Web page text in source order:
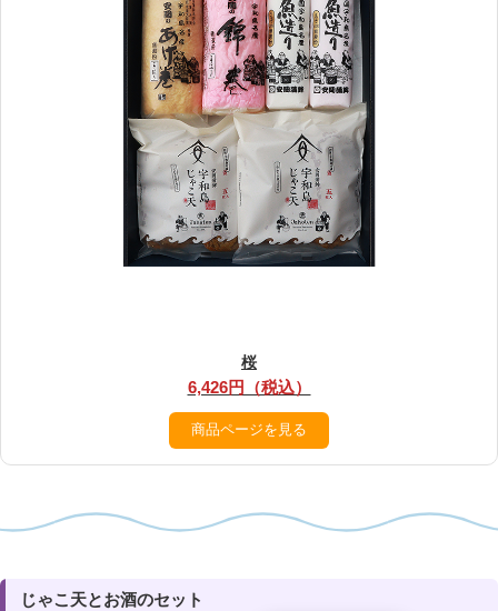
桜
6,426円（税込）
商品ページを見る
じゃこ天とお酒のセット